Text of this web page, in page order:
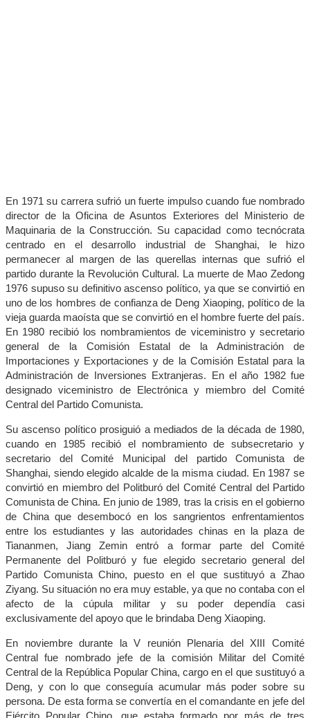
En 1971 su carrera sufrió un fuerte impulso cuando fue nombrado
director de la Oficina de Asuntos Exteriores del Ministerio de
Maquinaria de la Construcción. Su capacidad como tecnócrata
centrado en el desarrollo industrial de Shanghai, le hizo
permanecer al margen de las querellas internas que sufrió el
partido durante la Revolución Cultural. La muerte de Mao Zedong
1976 supuso su definitivo ascenso político, ya que se convirtió en
uno de los hombres de confianza de Deng Xiaoping, político de la
vieja guarda maoísta que se convirtió en el hombre fuerte del país.
En 1980 recibió los nombramientos de viceministro y secretario
general de la Comisión Estatal de la Administración de
Importaciones y Exportaciones y de la Comisión Estatal para la
Administración de Inversiones Extranjeras. En el año 1982 fue
designado viceministro de Electrónica y miembro del Comité
Central del Partido Comunista.
Su ascenso político prosiguió a mediados de la década de 1980,
cuando en 1985 recibió el nombramiento de subsecretario y
secretario del Comité Municipal del partido Comunista de
Shanghai, siendo elegido alcalde de la misma ciudad. En 1987 se
convirtió en miembro del Politburó del Comité Central del Partido
Comunista de China. En junio de 1989, tras la crisis en el gobierno
de China que desembocó en los sangrientos enfrentamientos
entre los estudiantes y las autoridades chinas en la plaza de
Tiananmen, Jiang Zemin entró a formar parte del Comité
Permanente del Politburó y fue elegido secretario general del
Partido Comunista Chino, puesto en el que sustituyó a Zhao
Ziyang. Su situación no era muy estable, ya que no contaba con el
afecto de la cúpula militar y su poder dependía casi
exclusivamente del apoyo que le brindaba Deng Xiaoping.
En noviembre durante la V reunión Plenaria del XIII Comité
Central fue nombrado jefe de la comisión Militar del Comité
Central de la República Popular China, cargo en el que sustituyó a
Deng, y con lo que conseguía acumular más poder sobre su
persona. De esta forma se convertía en el comandante en jefe del